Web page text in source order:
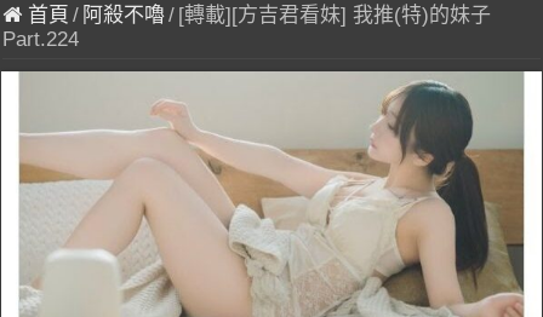
首頁 / 阿殺不嚕/ [轉載][方吉君看妹] 我推(特)的妹子
Part.224